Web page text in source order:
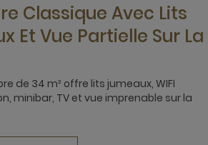
Classique Avec Lits
Et Vue Partielle Sur La
de 34 m² offre lits jumeaux, WIFI
minibar, TV et vue imprenable sur la